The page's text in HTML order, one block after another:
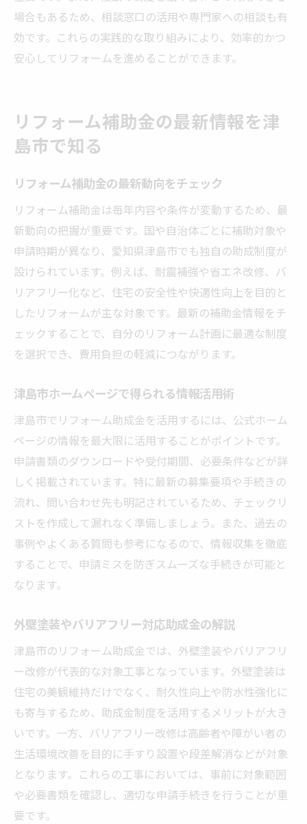
リフォームと補助金の上手な組み合わせ術
助成金を使ったリフォーム成功事例紹介
リフォーム後のアフターサポートも重視
場合もあるため、相談窓口の活用や専門家への相談も有
効です。これらの実践的な取り組みにより、効率的かつ
安心してリフォームを進めることができます。
リフォーム補助金の最新情報を津
島市で知る
リフォーム補助金の最新動向をチェック
リフォーム補助金は毎年内容や条件が変動するため、最
新動向の把握が重要です。国や自治体ごとに補助対象や
申請時期が異なり、愛知県津島市でも独自の助成制度が
設けられています。例えば、耐震補強や省エネ改修、バ
リアフリー化など、住宅の安全性や快適性向上を目的と
したリフォームが主な対象です。最新の補助金情報をチ
ェックすることで、自分のリフォーム計画に最適な制度
を選択でき、費用負担の軽減につながります。
津島市ホームページで得られる情報活用術
津島市でリフォーム助成金を活用するには、公式ホーム
ページの情報を最大限に活用することがポイントです。
申請書類のダウンロードや受付期間、必要条件などが詳
しく掲載されています。特に最新の募集要項や手続きの
流れ、問い合わせ先も明記されているため、チェックリ
ストを作成して漏れなく準備しましょう。また、過去の
事例やよくある質問も参考になるので、情報収集を徹底
することで、申請ミスを防ぎスムーズな手続きが可能と
なります。
外壁塗装やバリアフリー対応助成金の解説
津島市のリフォーム助成金では、外壁塗装やバリアフリ
ー改修が代表的な対象工事となっています。外壁塗装は
住宅の美観維持だけでなく、耐久性向上や防水性強化に
も寄与するため、助成金制度を活用するメリットが大き
いです。一方、バリアフリー改修は高齢者や障がい者の
生活環境改善を目的に手すり設置や段差解消などが対象
となります。これらの工事においては、事前に対象範囲
や必要書類を確認し、適切な申請手続きを行うことが重
要です。